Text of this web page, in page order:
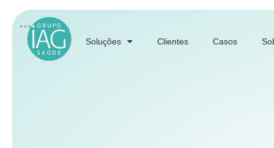
Soluções Clientes Casos